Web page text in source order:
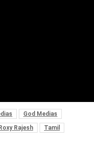
God Medias
Roxy Rajesh
Tamil